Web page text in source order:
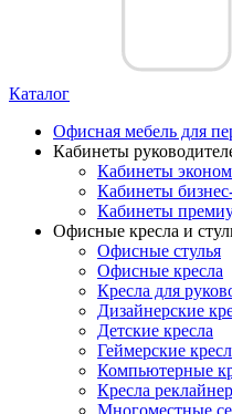
Каталог
Офисная мебель для
Кабинеты
Кабинеты
Кабинеты
Кабинеты
Офисные кресла и
Офисные стулья
Офисные кресла
Кресла для
Дизайнерские
Детские кресла
Геймерские
Компьютерные
Кресла
Многоместные